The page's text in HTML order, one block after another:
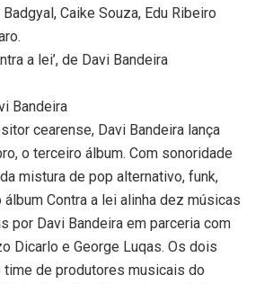
Caike Souza, Edu Ribeiro
a lei’, de Davi Bandeira
Bandeira
cearense, Davi Bandeira lança
o terceiro álbum. Com sonoridade
mistura de pop alternativo, funk,
Contra a lei alinha dez músicas
por Davi Bandeira em parceria com
Dicarlo e George Luqas. Os dois
de produtores musicais do